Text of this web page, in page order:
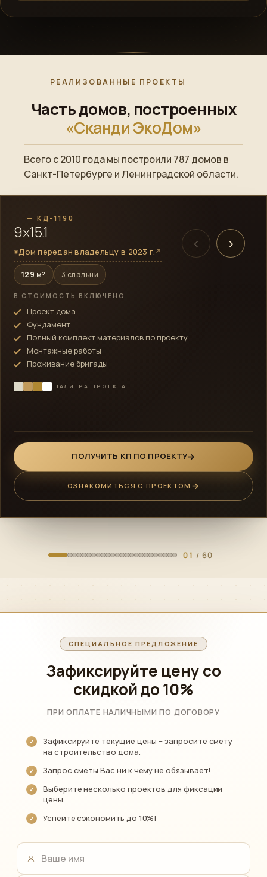
РЕАЛИЗОВАННЫЕ ПРОЕКТЫ
Часть домов, построенных
«Сканди ЭкоДом»
Всего с 2010 года мы построили 787 домов в
Санкт-Петербурге и Ленинградской области.
ПОСТРОЕННЫЙ ОБЪЕКТ
Смотреть готовый дом→
— КД-1190
9х15.1
◉Дом передан владельцу в 2023 г. ↗
129 м² 3 спальни
В СТОИМОСТЬ ВКЛЮЧЕНО
Проект дома
Фундамент
Полный комплект материалов по проекту
Монтажные работы
Проживание бригады
ПАЛИТРА ПРОЕКТА
ПОЛУЧИТЬ КП ПО ПРОЕКТУ
ОЗНАКОМИТЬСЯ С ПРОЕКТОМ
‹ ›
01 / 60
СПЕЦИАЛЬНОЕ ПРЕДЛОЖЕНИЕ
Зафиксируйте цену со
скидкойдо 10%
ПРИ ОПЛАТЕ НАЛИЧНЫМИ ПО ДОГОВОРУ
Зафиксируйте текущие цены – запросите смету
на строительство дома.
Запрос сметы Вас ни к чему не обязывает!
Выберите несколько проектов для фиксации
цены.
Успейте сэкономить до 10%!
Ваше имя